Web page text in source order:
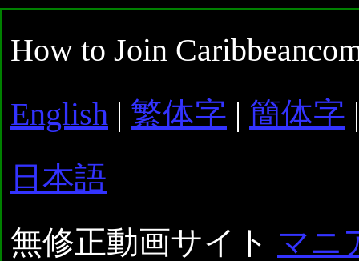
How to Join
English | 繁体字 | 簡体字
日本語
無修正動画サイト マニ